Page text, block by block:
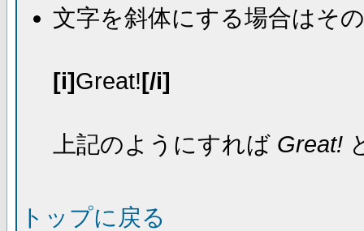
文字を斜体にする場合はそ
[i]Great![/i]
上記のようにすれば Great!
トップに戻る